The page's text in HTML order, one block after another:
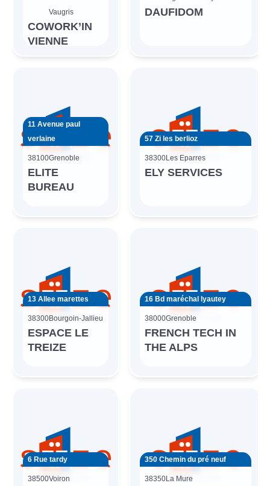
Vaugris
COWORK’IN
VIENNE
DAUFIDOM
11 Avenue paul
verlaine
38100Grenoble
ELITE
BUREAU
57 Zi les berlioz
38300Les Eparres
ELY SERVICES
13 Allee marettes
38300Bourgoin-Jallieu
ESPACE LE
TREIZE
16 Bd maréchal lyautey
38000Grenoble
FRENCH TECH IN
THE ALPS
6 Rue tardy
38500Voiron
350 Chemin du pré neuf
38350La Mure